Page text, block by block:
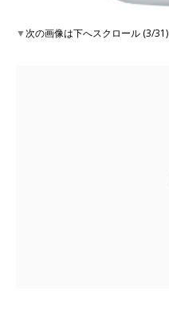
▼次の画像は下へスクロール (3/31)